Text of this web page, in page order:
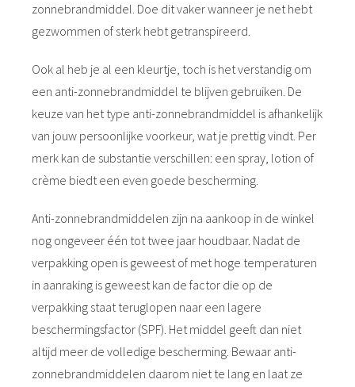
zonnebrandmiddel. Doe dit vaker wanneer je net hebt
gezwommen of sterk hebt getranspireerd.
Ook al heb je al een kleurtje, toch is het verstandig om
een anti-zonnebrandmiddel te blijven gebruiken. De
keuze van het type anti-zonnebrandmiddel is afhankelijk
van jouw persoonlijke voorkeur, wat je prettig vindt. Per
merk kan de substantie verschillen: een spray, lotion of
crème biedt een even goede bescherming.
Anti-zonnebrandmiddelen zijn na aankoop in de winkel
nog ongeveer één tot twee jaar houdbaar. Nadat de
verpakking open is geweest of met hoge temperaturen
in aanraking is geweest kan de factor die op de
verpakking staat teruglopen naar een lagere
beschermingsfactor (SPF). Het middel geeft dan niet
altijd meer de volledige bescherming. Bewaar anti-
zonnebrandmiddelen daarom niet te lang en laat ze